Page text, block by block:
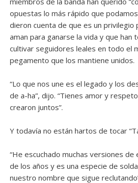
opuestas lo más rápido que
dieron cuenta de que es un privilegio
aman para ganarse la vida y que han
cultivar seguidores leales en todo el
pegamento que los mantiene unidos.
“Lo que nos une es el legado y los
de a-ha”, dijo. “Tienes amor y
crearon juntos”.
Y todavía no están hartos de tocar
“He escuchado muchas versiones de
de los años y es una especie de
nuestro nombre que sigue